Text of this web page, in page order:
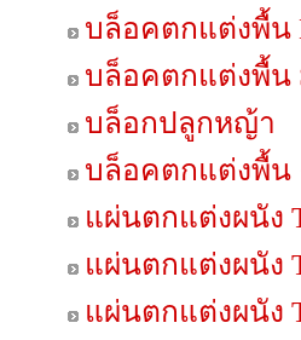
บล็อคตกแต่งพื้น
บล็อคตกแต่งพื้น
บล็อกปลูกหญ้า
บล็อคตกแต่งพื้น
แผ่นตกแต่งผนัง
แผ่นตกแต่งผนัง
แผ่นตกแต่งผนัง